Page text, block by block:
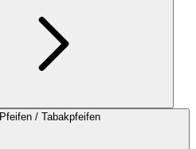
Pfeifen / Tabakpfeifen